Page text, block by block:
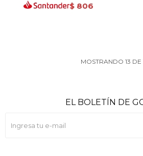
$ 806
MOSTRANDO 13 DE
EL BOLETÍN DE